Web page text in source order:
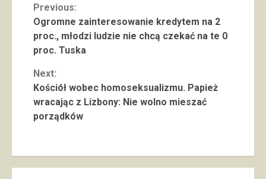
Continue
Reading
Previous:
Ogromne zainteresowanie kredytem na 2
proc., młodzi ludzie nie chcą czekać na te 0
proc. Tuska
Next:
Kościół wobec homoseksualizmu. Papież
wracając z Lizbony: Nie wolno mieszać
porządków